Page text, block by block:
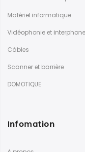
Matériel informatique
Vidéophonie et interphone
Câbles
Scanner et barrière
DOMOTIQUE
Infomation